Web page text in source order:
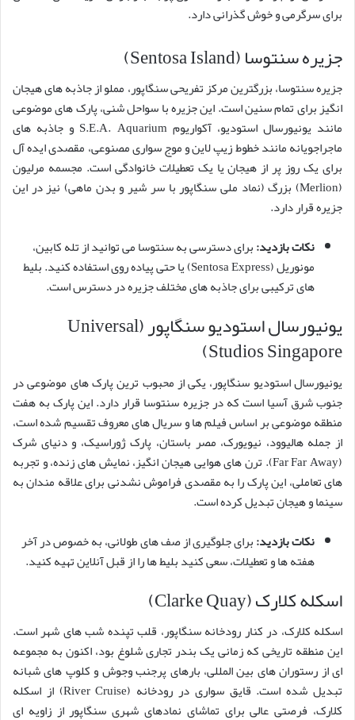
برای سرگرمی و خوش گذرانی دارد.
جزیره سنتوسا (Sentosa Island)
جزیره سنتوسا، بزرگترین مرکز تفریحی سنگاپور، مملو از جاذبه های هیجان
انگیز برای تمام سنین است. این جزیره با سواحل شنی، پارک های موضوعی
مانند یونیورسال استودیو، آکواریوم S.E.A. Aquarium و جاذبه های
ماجراجویانه مانند خطوط زیپ لاین و موج سواری مصنوعی، مقصدی ایده آل
برای یک روز پر از هیجان یا یک تعطیلات خانوادگی است. مجسمه مرلیون
(Merlion) بزرگ (نماد ملی سنگاپور با سر شیر و بدن ماهی) نیز در این
جزیره قرار دارد.
نکات بازدید:برای دسترسی به سنتوسا می توانید از تله کابین،
مونوریل (Sentosa Express) یا حتی پیاده روی استفاده کنید. بلیط
های ترکیبی برای جاذبه های مختلف جزیره در دسترس است.
یونیورسال استودیو سنگاپور (Universal
Studios Singapore)
یونیورسال استودیو سنگاپور، یکی از محبوب ترین پارک های موضوعی در
جنوب شرق آسیا است که در جزیره سنتوسا قرار دارد. این پارک به هفت
منطقه موضوعی بر اساس فیلم ها و سریال های معروف تقسیم شده است،
از جمله هالیوود، نیویورک، مصر باستان، پارک ژوراسیک، و دنیای شرک
(Far Far Away). ترن های هوایی هیجان انگیز، نمایش های زنده، و تجربه
های تعاملی، این پارک را به مقصدی فراموش نشدنی برای علاقه مندان به
سینما و هیجان تبدیل کرده است.
نکات بازدید:برای جلوگیری از صف های طولانی، به خصوص در آخر
هفته ها و تعطیلات، سعی کنید بلیط ها را از قبل آنلاین تهیه کنید.
اسکله کلارک (Clarke Quay)
اسکله کلارک، در کنار رودخانه سنگاپور، قلب تپنده شب های شهر است.
این منطقه تاریخی که زمانی یک بندر تجاری شلوغ بود، اکنون به مجموعه
ای از رستوران های بین المللی، بارهای پرجنب وجوش و کلوپ های شبانه
تبدیل شده است. قایق سواری در رودخانه (River Cruise) از اسکله
کلارک، فرصتی عالی برای تماشای نمادهای شهری سنگاپور از زاویه ای